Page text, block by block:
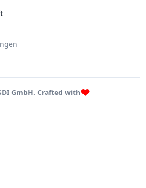
GmbH. Crafted with